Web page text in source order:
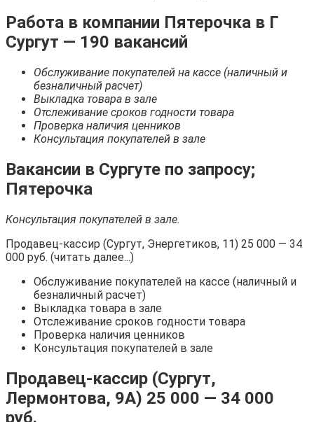
Работа в компании Пятерочка в Г
Сургут — 190 вакансий
Обслуживание покупателей на кассе (наличный и
безналичный расчет)
Выкладка товара в зале
Отслеживание сроков годности товара
Проверка наличия ценников
Консультация покупателей в зале
Вакансии в Сургуте по запросу;
Пятерочка
Консультация покупателей в зале.
Продавец-кассир (Сургут, Энергетиков, 11) 25 000 — 34
000 руб. (читать далее...)
Обслуживание покупателей на кассе (наличный и
безналичный расчет)
Выкладка товара в зале
Отслеживание сроков годности товара
Проверка наличия ценников
Консультация покупателей в зале
Продавец-кассир (Сургут,
Лермонтова, 9А) 25 000 — 34 000
руб.